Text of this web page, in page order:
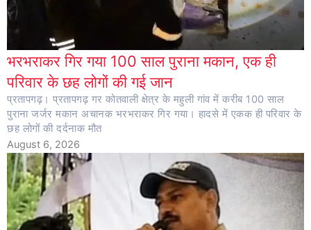
भरभराकर गिर गया 100 साल पुराना मकान, एक ही
परिवार के छह लोगों की गई जान
प्रतापगढ़। प्रतापगढ़ गर कोतवाली क्षेत्र के महुली गांव में करीब 100 साल
पुराना जर्जर मकान अचानक भरभराकर गिर गया। हादसे में एकक ही परिवार के
छह लोगों की दर्दनाक मौत
August 6, 2026